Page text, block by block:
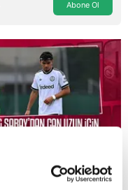
Abone Ol